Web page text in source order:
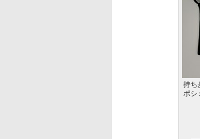
持ち
ポシ